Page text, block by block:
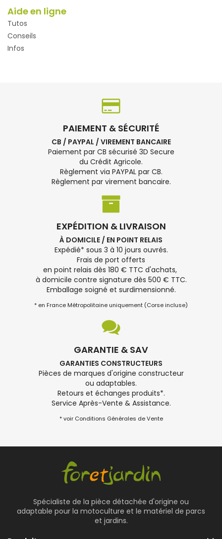
Aide en ligne
Tutos
Conseils
Infos
PAIEMENT & SÉCURITÉ
CB / PAYPAL / VIREMENT BANCAIRE
Paiement par CB sécurisé 3D Secure
du Crédit Agricole.
Règlement via PAYPAL par CB.
Règlement par virement bancaire.
EXPÉDITION & LIVRAISON
À DOMICILE / EN POINT RELAIS
Expédié* sous 3 à 10 jours ouvrés.
Frais de port offerts
en point relais dès 180 € TTC d'achats,
à domicile contre signature dès 500 € TTC.
Emballage soigné et surdimensionné.
* en France Métropolitaine uniquement (Corse incluse)
GARANTIE & SAV
GARANTIES CONSTRUCTEURS
Pièces de marques d'origine constructeur
ou adaptables.
Retours et échanges produits*.
Service Après-Vente & Assistance.
* voir Conditions Générales de Vente
Spécialiste de la pièce détachée d'origine ou
adaptable pour la motoculture et le matériel de parcs
et jardins.